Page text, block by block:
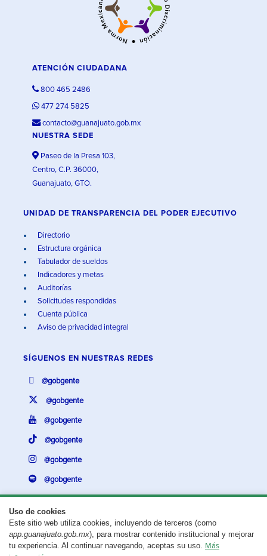
Uso de cookies
Este sitio web utiliza cookies, incluyendo de terceros (como
app.guanajuato.gob.mx), para mostrar contenido institucional y mejorar
tu experiencia. Al continuar navegando, aceptas su uso. Más
ATENCIÓN CIUDADANA
800 465 2486
477 274 5825
contacto@guanajuato.gob.mx
NUESTRA SEDE
Paseo de la Presa 103,
Centro, C.P. 36000,
Guanajuato, GTO.
UNIDAD DE TRANSPARENCIA DEL PODER EJECUTIVO
Directorio
Estructura orgánica
Tabulador de sueldos
Indicadores y metas
Auditorías
Solicitudes respondidas
Cuenta pública
Aviso de privacidad integral
SÍGUENOS EN NUESTRAS REDES
@gobgente
@gobgente
@gobgente
@gobgente
@gobgente
@gobgente
¿Existe algún problema con esta página?Repórtalo aquí.
Aviso legal